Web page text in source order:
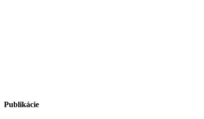
Publikácie